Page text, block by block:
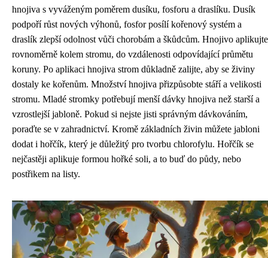
hnojiva s vyváženým poměrem dusíku, fosforu a draslíku. Dusík
podpoří růst nových výhonů, fosfor posílí kořenový systém a
draslík zlepší odolnost vůči chorobám a škůdcům. Hnojivo aplikujte
rovnoměrně kolem stromu, do vzdálenosti odpovídající průmětu
koruny. Po aplikaci hnojiva strom důkladně zalijte, aby se živiny
dostaly ke kořenům. Množství hnojiva přizpůsobte stáří a velikosti
stromu. Mladé stromky potřebují menší dávky hnojiva než starší a
vzrostlejší jabloně. Pokud si nejste jisti správným dávkováním,
poraďte se v zahradnictví. Kromě základních živin můžete jabloni
dodat i hořčík, který je důležitý pro tvorbu chlorofylu. Hořčík se
nejčastěji aplikuje formou hořké soli, a to buď do půdy, nebo
postřikem na listy.